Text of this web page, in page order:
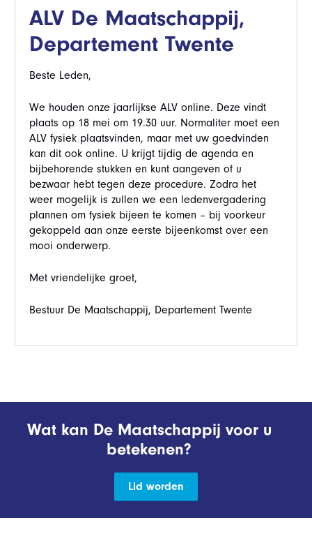
ALV De Maatschappij,
Departement Twente
Beste Leden,
We houden onze jaarlijkse ALV online. Deze vindt
plaats op 18 mei om 19.30 uur. Normaliter moet een
ALV fysiek plaatsvinden, maar met uw goedvinden
kan dit ook online. U krijgt tijdig de agenda en
bijbehorende stukken en kunt aangeven of u
bezwaar hebt tegen deze procedure. Zodra het
weer mogelijk is zullen we een ledenvergadering
plannen om fysiek bijeen te komen – bij voorkeur
gekoppeld aan onze eerste bijeenkomst over een
mooi onderwerp.
Met vriendelijke groet,
Bestuur De Maatschappij, Departement Twente
Wat kan De Maatschappij voor u
betekenen?
Lid worden